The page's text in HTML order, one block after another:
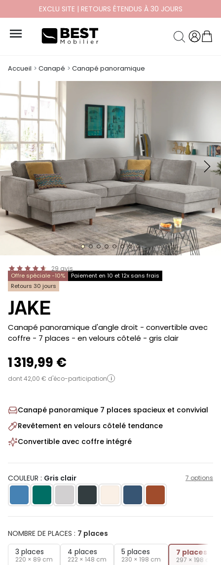
PAYEZ EN 10X ET 12X SANS FRAIS

Accueil Canapé Canapé panoramique
29 avis
Offre spéciale -10%
Paiement en 10 et 12x sans frais
Retours 30 jours
JAKE
-
Canapé panoramique d'angle droit - convertible avec
coffre - 7 places - en velours côtelé - gris clair
1 319,99 €
dont 42,00 € d'éco-participation i
Canapé panoramique 7 places spacieux et convivial
Revêtement en velours côtelé tendance
Convertible avec coffre intégré
COULEUR : Gris clair 7 options
NOMBRE DE PLACES : 7 places
3 places
220 × 89 cm
4 places
222 × 148 cm
5 places
230 × 198 cm
7 places
297 × 198 cm